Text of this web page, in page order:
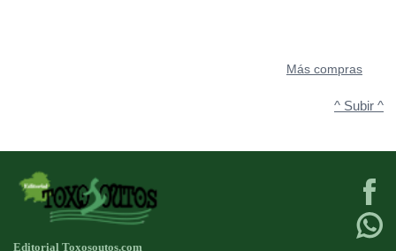
Más compras
^ Subir ^
Editorial Toxosoutos.com